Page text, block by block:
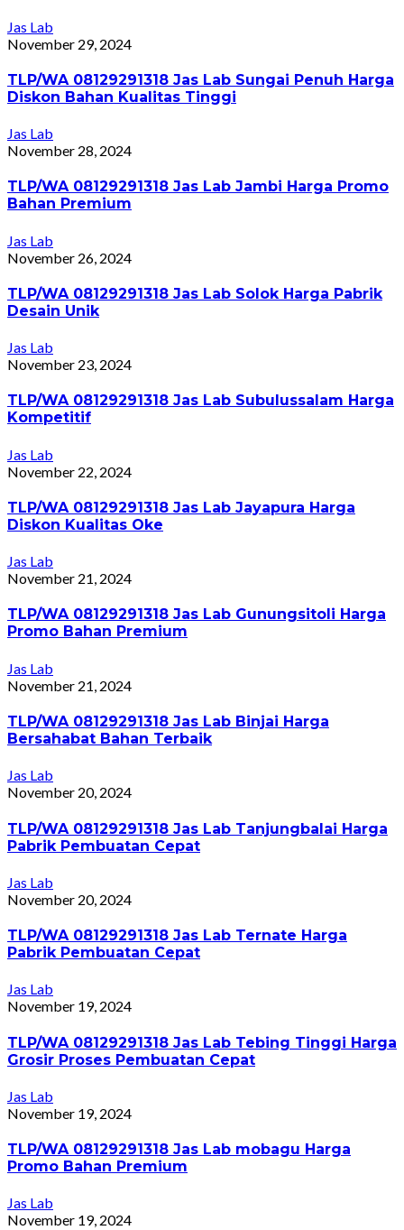
Jas Lab
November 29, 2024
TLP/WA 08129291318 Jas Lab Sungai Penuh Harga
Diskon Bahan Kualitas Tinggi
Jas Lab
November 28, 2024
TLP/WA 08129291318 Jas Lab Jambi Harga Promo
Bahan Premium
Jas Lab
November 26, 2024
TLP/WA 08129291318 Jas Lab Solok Harga Pabrik
Desain Unik
Jas Lab
November 23, 2024
TLP/WA 08129291318 Jas Lab Subulussalam Harga
Kompetitif
Jas Lab
November 22, 2024
TLP/WA 08129291318 Jas Lab Jayapura Harga
Diskon Kualitas Oke
Jas Lab
November 21, 2024
TLP/WA 08129291318 Jas Lab Gunungsitoli Harga
Promo Bahan Premium
Jas Lab
November 21, 2024
TLP/WA 08129291318 Jas Lab Binjai Harga
Bersahabat Bahan Terbaik
Jas Lab
November 20, 2024
TLP/WA 08129291318 Jas Lab Tanjungbalai Harga
Pabrik Pembuatan Cepat
Jas Lab
November 20, 2024
TLP/WA 08129291318 Jas Lab Ternate Harga
Pabrik Pembuatan Cepat
Jas Lab
November 19, 2024
TLP/WA 08129291318 Jas Lab Tebing Tinggi Harga
Grosir Proses Pembuatan Cepat
Jas Lab
November 19, 2024
TLP/WA 08129291318 Jas Lab mobagu Harga
Promo Bahan Premium
Jas Lab
November 19, 2024